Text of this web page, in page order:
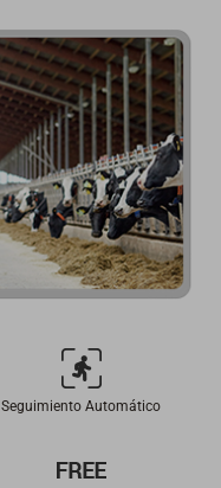
Seguimiento Automático